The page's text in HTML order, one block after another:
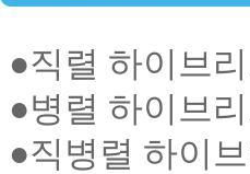
●직렬 하이브
●병렬 하이브
●직병렬 하이